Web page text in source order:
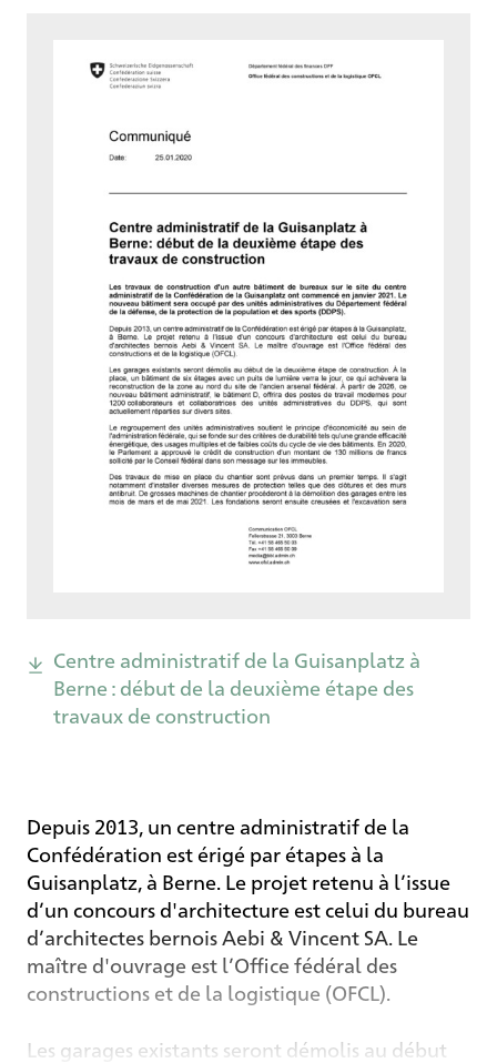
Centre administratif de la Guisanplatz à
Berne : début de la deuxième étape des
travaux de construction
Depuis 2013, un centre administratif de la
Confédération est érigé par étapes à la
Guisanplatz, à Berne. Le projet retenu à l’issue
d’un concours d'architecture est celui du bureau
d’architectes bernois Aebi & Vincent SA. Le
maître d'ouvrage est l’Office fédéral des
constructions et de la logistique (OFCL).
Les garages existants seront démolis au début